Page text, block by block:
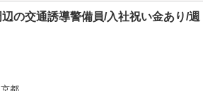
の交通誘導警備員/入社祝い金あり/週